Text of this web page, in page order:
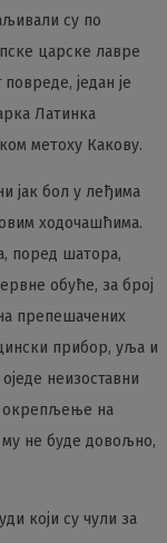
су по
царске лавре
један је
Латинка
метоху Какову.
јак бол у леђима
ходочашћима.
поред шатора,
обуће, за број
препешачених
прибор, уља и
неизоставни
окрепљење на
не буде довољно,
који су чули за